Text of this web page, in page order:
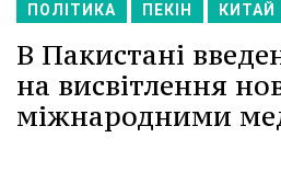
ПОЛІТИКА ПЕКІН КИТАЙ
В Пакистані
на висвітлення
міжнародними